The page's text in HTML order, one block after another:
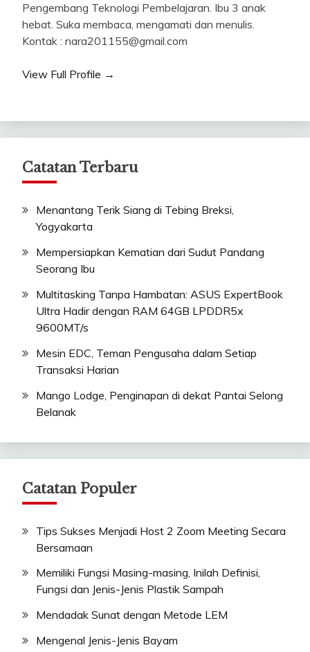
Pengembang Teknologi Pembelajaran. Ibu 3 anak
hebat. Suka membaca, mengamati dan menulis.
Kontak : nara201155@gmail.com
View Full Profile →
Catatan Terbaru
Menantang Terik Siang di Tebing Breksi,
Yogyakarta
Mempersiapkan Kematian dari Sudut Pandang
Seorang Ibu
Multitasking Tanpa Hambatan: ASUS ExpertBook
Ultra Hadir dengan RAM 64GB LPDDR5x
9600MT/s
Mesin EDC, Teman Pengusaha dalam Setiap
Transaksi Harian
Mango Lodge, Penginapan di dekat Pantai Selong
Belanak
Catatan Populer
Tips Sukses Menjadi Host 2 Zoom Meeting Secara
Bersamaan
Memiliki Fungsi Masing-masing, Inilah Definisi,
Fungsi dan Jenis-Jenis Plastik Sampah
Mendadak Sunat dengan Metode LEM
Mengenal Jenis-Jenis Bayam